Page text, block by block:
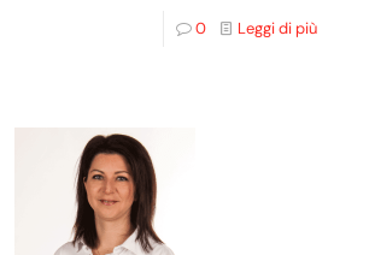
0 Leggi di più